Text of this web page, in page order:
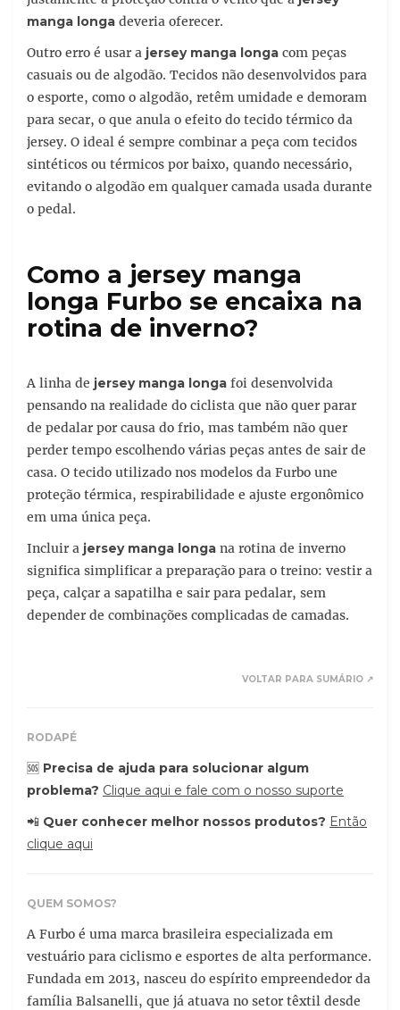
manga longa deveria oferecer.
Outro erro é usar a jersey manga longa com peças
casuais ou de algodão. Tecidos não desenvolvidos para
o esporte, como o algodão, retêm umidade e demoram
para secar, o que anula o efeito do tecido térmico da
jersey. O ideal é sempre combinar a peça com tecidos
sintéticos ou térmicos por baixo, quando necessário,
evitando o algodão em qualquer camada usada durante
o pedal.
Como a jersey manga
longa Furbo se encaixa na
rotina de inverno?
A linha de jersey manga longa foi desenvolvida
pensando na realidade do ciclista que não quer parar
de pedalar por causa do frio, mas também não quer
perder tempo escolhendo várias peças antes de sair de
casa. O tecido utilizado nos modelos da Furbo une
proteção térmica, respirabilidade e ajuste ergonômico
em uma única peça.
Incluir a jersey manga longa na rotina de inverno
significa simplificar a preparação para o treino: vestir a
peça, calçar a sapatilha e sair para pedalar, sem
depender de combinações complicadas de camadas.
VOLTAR PARA SUMÁRIO ↗
RODAPÉ
🆘 Precisa de ajuda para solucionar algum
problema? Clique aqui e fale com o nosso suporte
📲 Quer conhecer melhor nossos produtos? Então
clique aqui
QUEM SOMOS?
A Furbo é uma marca brasileira especializada em
vestuário para ciclismo e esportes de alta performance.
Fundada em 2013, nasceu do espírito empreendedor da
família Balsanelli, que já atuava no setor têxtil desde